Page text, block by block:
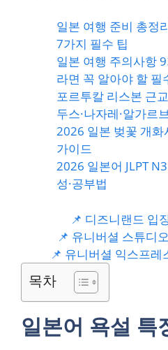
일본 여행 준비 총정
7가지 필수 팁
일본 여행 주의사항
라면 꼭 알아야 할 필
포르투칼 리스본 근
두스·나자레·알가르
2026 일본 벚꽃 개화
가이드
2026 일본어 JLPT
성·공부법
📌 디즈니랜드 입
📌 유니버셜 스튜디
📌 유니버셜 익스프레
목차
일본어 욕설 특